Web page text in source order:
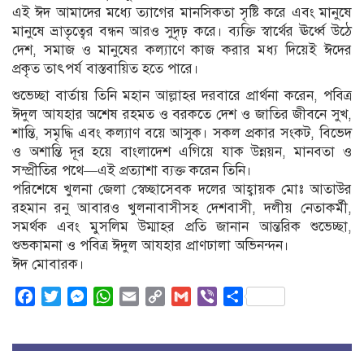
এই ঈদ আমাদের মধ্যে ত্যাগের মানসিকতা সৃষ্টি করে এবং মানুষে
মানুষে ভ্রাতৃত্বের বন্ধন আরও সুদৃঢ় করে। ব্যক্তি স্বার্থের ঊর্ধ্বে উঠে
দেশ, সমাজ ও মানুষের কল্যাণে কাজ করার মধ্য দিয়েই ঈদের
প্রকৃত তাৎপর্য বাস্তবায়িত হতে পারে।
শুভেচ্ছা বার্তায় তিনি মহান আল্লাহর দরবারে প্রার্থনা করেন, পবিত্র
ঈদুল আযহার অশেষ রহমত ও বরকতে দেশ ও জাতির জীবনে সুখ,
শান্তি, সমৃদ্ধি এবং কল্যাণ বয়ে আসুক। সকল প্রকার সংকট, বিভেদ
ও অশান্তি দূর হয়ে বাংলাদেশ এগিয়ে যাক উন্নয়ন, মানবতা ও
সম্প্রীতির পথে—এই প্রত্যাশা ব্যক্ত করেন তিনি।
পরিশেষে খুলনা জেলা স্বেচ্ছাসেবক দলের আহ্বায়ক মোঃ আতাউর
রহমান রনু আবারও খুলনাবাসীসহ দেশবাসী, দলীয় নেতাকর্মী,
সমর্থক এবং মুসলিম উম্মাহর প্রতি জানান আন্তরিক শুভেচ্ছা,
শুভকামনা ও পবিত্র ঈদুল আযহার প্রাণঢালা অভিনন্দন।
ঈদ মোবারক।
FacebookTwitterMessenger
WhatsApp
Email
Copy
Gmail ViberShare